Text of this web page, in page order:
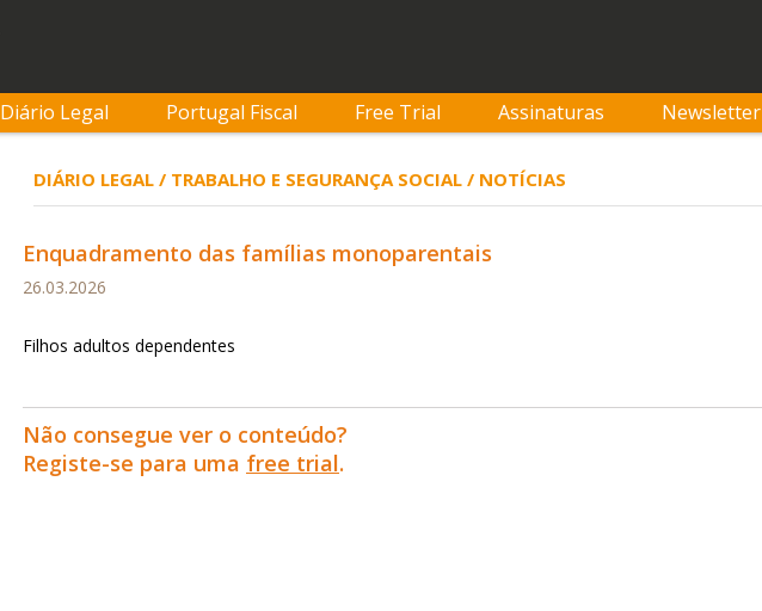
Diário Legal Portugal Fiscal Free Trial Assinaturas Newsletter
DIÁRIO LEGAL / TRABALHO E SEGURANÇA SOCIAL / NOTÍCIAS
Enquadramento das famílias monoparentais
26.03.2026
Filhos adultos dependentes
Não consegue ver o conteúdo?
Registe-se para uma free trial.